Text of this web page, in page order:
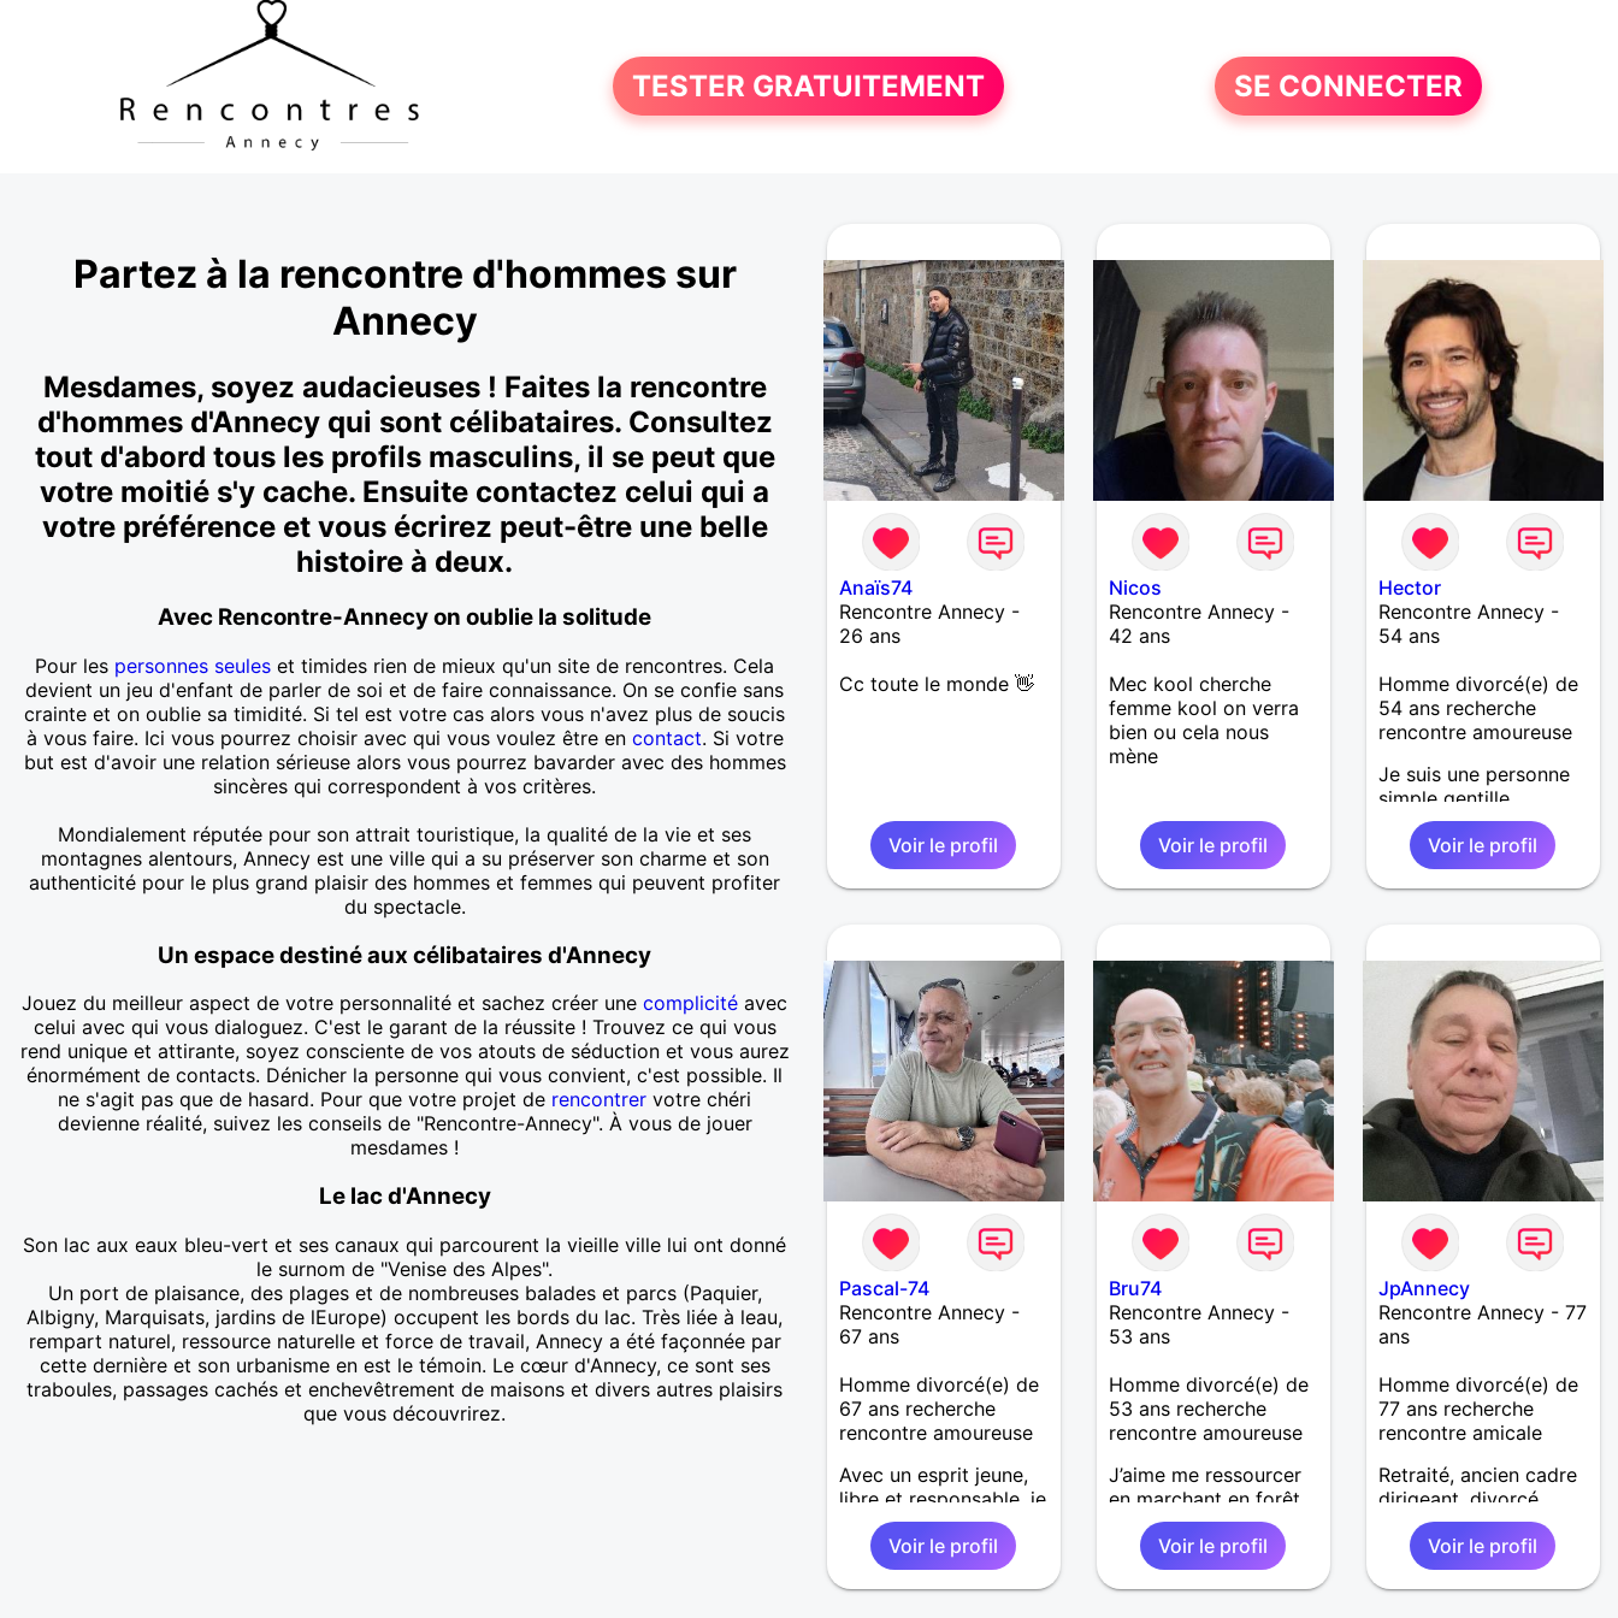
TESTER GRATUITEMENT SE CONNECTER
Partez à la rencontre d'hommes sur
Annecy
Mesdames, soyez audacieuses ! Faites la rencontre
d'hommes d'Annecy qui sont célibataires. Consultez
tout d'abord tous les profils masculins, il se peut que
votre moitié s'y cache. Ensuite contactez celui qui a
votre préférence et vous écrirez peut-être une belle
histoire à deux.
Avec Rencontre-Annecy on oublie la solitude
Pour les personnes seules et timides rien de mieux qu'un site de rencontres. Cela
devient un jeu d'enfant de parler de soi et de faire connaissance. On se confie sans
crainte et on oublie sa timidité. Si tel est votre cas alors vous n'avez plus de soucis
à vous faire. Ici vous pourrez choisir avec qui vous voulez être en contact. Si votre
but est d'avoir une relation sérieuse alors vous pourrez bavarder avec des hommes
sincères qui correspondent à vos critères.
Mondialement réputée pour son attrait touristique, la qualité de la vie et ses
montagnes alentours, Annecy est une ville qui a su préserver son charme et son
authenticité pour le plus grand plaisir des hommes et femmes qui peuvent profiter
du spectacle.
Un espace destiné aux célibataires d'Annecy
Jouez du meilleur aspect de votre personnalité et sachez créer une complicité avec
celui avec qui vous dialoguez. C'est le garant de la réussite ! Trouvez ce qui vous
rend unique et attirante, soyez consciente de vos atouts de séduction et vous aurez
énormément de contacts. Dénicher la personne qui vous convient, c'est possible. Il
ne s'agit pas que de hasard. Pour que votre projet de rencontrer votre chéri
devienne réalité, suivez les conseils de "Rencontre-Annecy". À vous de jouer
mesdames !
Le lac d'Annecy
Son lac aux eaux bleu-vert et ses canaux qui parcourent la vieille ville lui ont donné
le surnom de "Venise des Alpes".
Un port de plaisance, des plages et de nombreuses balades et parcs (Paquier,
Albigny, Marquisats, jardins de lEurope) occupent les bords du lac. Très liée à leau,
rempart naturel, ressource naturelle et force de travail, Annecy a été façonnée par
cette dernière et son urbanisme en est le témoin. Le cœur d'Annecy, ce sont ses
traboules, passages cachés et enchevêtrement de maisons et divers autres plaisirs
que vous découvrirez.
Anaïs74
Rencontre Annecy -
26 ans
Cc toute le monde 👋
Voir le profil
Nicos
Rencontre Annecy -
42 ans
Mec kool cherche
femme kool on verra
bien ou cela nous
mène
Voir le profil
Hector
Rencontre Annecy -
54 ans
Homme divorcé(e) de
54 ans recherche
rencontre amoureuse
Je suis une personne
simple gentille ,
honnête , doux ,
tendre , affectueux et
très aimable…
Voir le profil
Pascal-74
Rencontre Annecy -
67 ans
Homme divorcé(e) de
67 ans recherche
rencontre amoureuse
Avec un esprit jeune,
libre et responsable, je
suis un homme
mature, de cœur et
très complice - simple,
honnête, sincère,
Voir le profil
Bru74
Rencontre Annecy -
53 ans
Homme divorcé(e) de
53 ans recherche
rencontre amoureuse
J’aime me ressourcer
en marchant en forêt
ou en montagne. La
musique tient aussi
une grande place dans
ma vie : j’adore aller à
Voir le profil
JpAnnecy
Rencontre Annecy - 77
ans
Homme divorcé(e) de
77 ans recherche
rencontre amicale
Retraité, ancien cadre
dirigeant, divorcé
Voir le profil